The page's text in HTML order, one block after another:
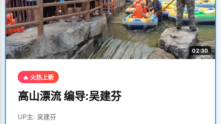
02:30
🔥 火热上新
高山漂流 编导:吴建芬
UP主: 吴建芬